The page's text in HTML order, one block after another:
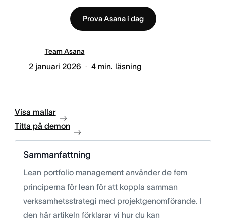
Prova Asana i dag
Team Asana
2 januari 2026 4 min. läsning
Visa mallar
Titta på demon
Sammanfattning
Lean portfolio management använder de fem
principerna för lean för att koppla samman
verksamhetsstrategi med projektgenomförande. I
den här artikeln förklarar vi hur du kan